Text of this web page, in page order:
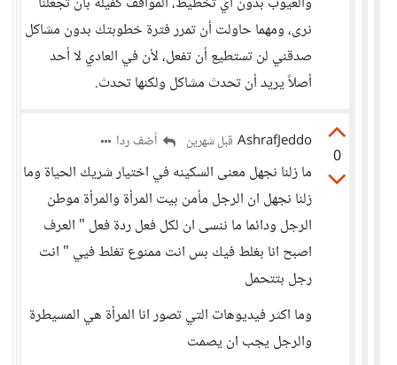
نرى، ومهما حاولت أن تمرر فترة خطوبتك بدون مشاكل
صدقني لن تستطيع أن تفعل، لأن في العادي لا أحد
أصلاً يريد أن تحدث مشاكل ولكنها تحدث.
0
AshrafJeddo قبل شهرين أضف ردا
ما زلنا نجهل معنى السكينه في اختيار شريك الحياة وما
زلنا نجهل ان الرجل مأمن بيت المرأة والمرأة موطن
الرجل ودائما ما ننسى ان لكل فعل ردة فعل " العرف
اصبح انا بغلط فيك بس انت ممنوع تغلط فيي " انت
رجل بتتحمل
وما اكثر فيديوهات التي تصور انا المرأة هي المسيطرة
والرجل يجب ان يصمت